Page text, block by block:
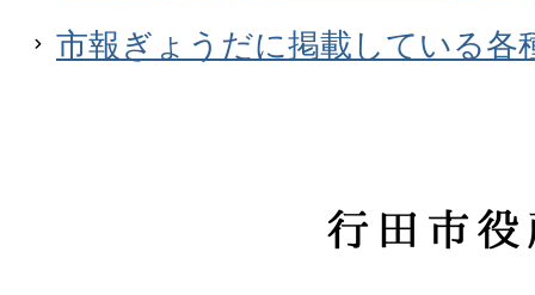
市報ぎょうだに掲載している各
行